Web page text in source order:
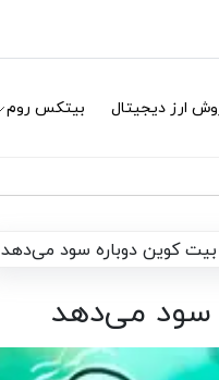
ارز دیجیتال بیتکس روم
بیت کوین دوباره سود می‌دهد
سود می‌دهد